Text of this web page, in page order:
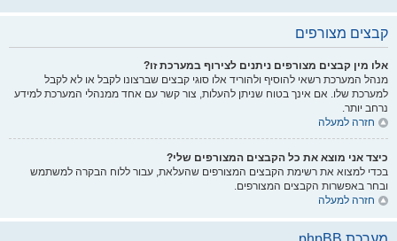
קבצים מצורפים
אלו מין קבצים מצורפים ניתנים לצירוף במערכת זו?
מנהל המערכת רשאי להוסיף ולהוריד אלו סוגי קבצים שברצונו לקבל או לא לקבל
למערכת שלו. אם אינך בטוח שניתן להעלות, צור קשר עם אחד ממנהלי המערכת למידע
נרחב יותר.
חזרה למעלה
כיצד אני מוצא את כל הקבצים המצורפים שלי?
בכדי למצוא את רשימת הקבצים המצורפים שהעלאת, עבור ללוח הבקרה למשתמש
ובחר באפשרות הקבצים המצורפים.
חזרה למעלה